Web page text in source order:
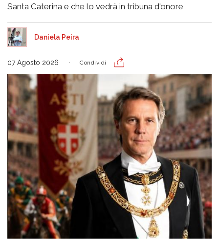
Santa Caterina e che lo vedrà in tribuna d'onore
Daniela Peira
07 Agosto 2026 Condividi